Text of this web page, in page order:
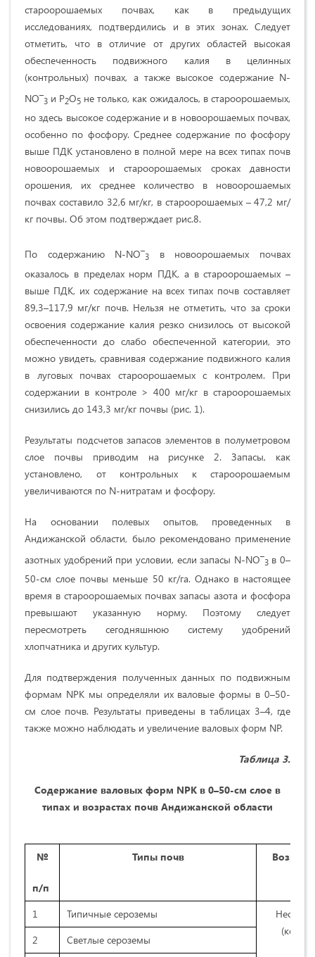
староорошаемых почвах, как в предыдущих
исследованиях, подтвердились и в этих зонах. Следует
отметить, что в отличие от других областей высокая
обеспеченность подвижного калия в целинных
(контрольных) почвах, а также высокое содержание N-
NO–
3 и P2O5 не только, как ожидалось, в староорошаемых,
но здесь высокое содержание и в новоорошаемых почвах,
особенно по фосфору. Среднее содержание по фосфору
выше ПДК установлено в полной мере на всех типах почв
новоорошаемых и староорошаемых сроках давности
орошения, их среднее количество в новоорошаемых
почвах составило 32,6 мг/кг, в староорошаемых – 47,2 мг/
кг почвы. Об этом подтверждает рис.8.
По содержанию N-NO–
3
в новоорошаемых почвах
оказалось в пределах норм ПДК, а в староорошаемых –
выше ПДК, их содержание на всех типах почв составляет
89,3–117,9 мг/кг почв. Нельзя не отметить, что за сроки
освоения содержание калия резко снизилось от высокой
обеспеченности до слабо обеспеченной категории, это
можно увидеть, сравнивая содержание подвижного калия
в луговых почвах староорошаемых с контролем. При
содержании в контроле > 400 мг/кг в староорошаемых
снизились до 143,3 мг/кг почвы (рис. 1).
Результаты подсчетов запасов элементов в полуметровом
слое почвы приводим на рисунке 2. Запасы, как
установлено, от контрольных к староорошаемым
увеличиваются по N-нитратам и фосфору.
На основании полевых опытов, проведенных в
Андижанской области, было рекомендовано применение
азотных удобрений при условии, если запасы N-NO–
3в 0–
50-см слое почвы меньше 50 кг/га. Однако в настоящее
время в староорошаемых почвах запасы азота и фосфора
превышают указанную норму. Поэтому следует
пересмотреть сегодняшнюю систему удобрений
хлопчатника и других культур.
Для подтверждения полученных данных по подвижным
формам NPK мы определяли их валовые формы в 0–50-
см слое почв. Результаты приведены в таблицах 3–4, где
также можно наблюдать и увеличение валовых форм NP.
Таблица 3.
Содержание валовых форм NPK в 0–50-см слое в
типах и возрастах почв Андижанской области
№
п/п
Типы почв Возраст
1 Типичные сероземы
2 Светлые сероземы